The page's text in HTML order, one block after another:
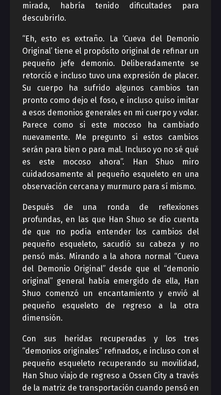
mirada, habría tenido dificultades para
descubrirlo.
“Eh, esto es extraño. La ‘Cueva del Demonio
Original’ tiene el propósito original de refinar un
pequeño jefe demonio. Deliberadamente se
retorció e incluso tuvo una expresión de placer.
Su cuerpo ha sufrido algunos cambios tan
pronto como dejo el foso, e incluso quiso imitar
a esos demonios generales en mi cuerpo y volar.
Parece como si este mocoso ha cambiado
nuevamente. Me pregunto si estos cambios
serán para bien o para mal. Incluso yo no sé qué
es este mocoso ahora”. Han Shuo miro
cuidadosamente al pequeño esqueleto en una
observación cercana y murmuro para sí mismo.
Después de una ronda de reflexiones
profundas, en las que Han Shuo se dio cuenta
de que no podía entender los cambios del
pequeño esqueleto, sacudió su cabeza y no
pensó más. Mirando a la ahora normal “Cueva
del Demonio Original” desde que el “demonio
original” general había emergido de ella, Han
Shuo comenzó un encantamiento y envió al
pequeño esqueleto de regreso a la otra
dimensión.
Con sus heridas recuperadas y los tres
“demonios originales” refinados, e incluso con el
pequeño esqueleto recuperando su movilidad,
Han Shuo viajo de regreso a Ossen City a través
de la matriz de transportación cuando pensó en